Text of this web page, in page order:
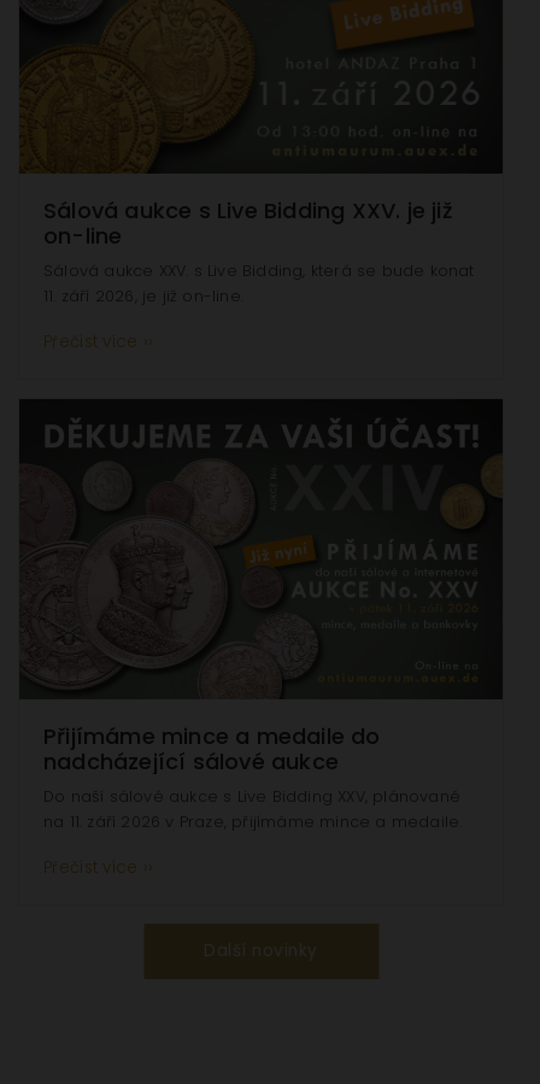
Sálová aukce s Live Bidding XXV. je již
on-line
Sálová aukce XXV. s Live Bidding, která se bude konat
11. září 2026, je již on-line.
Přečíst více ››
Přijímáme mince a medaile do
nadcházející sálové aukce
Do naší sálové aukce s Live Bidding XXV, plánované
na 11. září 2026 v Praze, přijímáme mince a medaile.
Přečíst více ››
Další novinky